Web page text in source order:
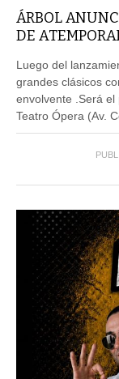
ÁRBOL
DE
Luego del
grandes clásicos
envolvente .Será
Teatro Ópera (Av.